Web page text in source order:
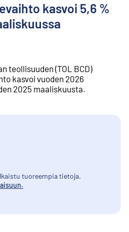
kasvoi 5,6 %
teollisuuden (TOL BCD)
kasvoi vuoden 2026
2025 maaliskuusta.
tuoreempia tietoja.